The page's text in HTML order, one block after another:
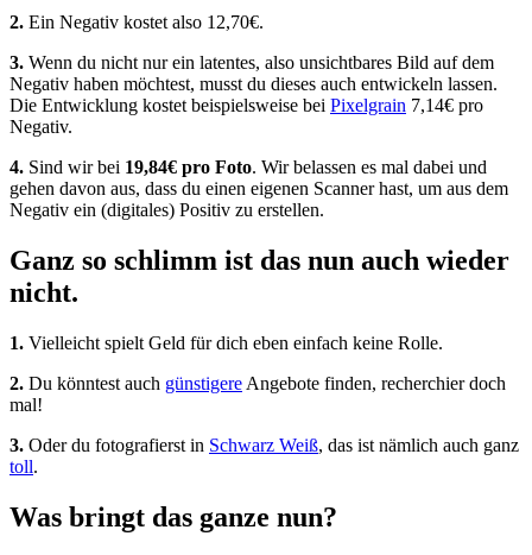
2. Ein Negativ kostet also 12,70€.
3. Wenn du nicht nur ein latentes, also unsichtbares Bild auf dem
Negativ haben möchtest, musst du dieses auch entwickeln lassen.
Die Entwicklung kostet beispielsweise bei Pixelgrain 7,14€ pro
Negativ.
4. Sind wir bei 19,84€ pro Foto. Wir belassen es mal dabei und
gehen davon aus, dass du einen eigenen Scanner hast, um aus dem
Negativ ein (digitales) Positiv zu erstellen.
Ganz so schlimm ist das nun auch wieder
nicht.
1. Vielleicht spielt Geld für dich eben einfach keine Rolle.
2. Du könntest auch günstigere Angebote finden, recherchier doch
mal!
3. Oder du fotografierst in Schwarz Weiß, das ist nämlich auch ganz
toll.
Was bringt das ganze nun?